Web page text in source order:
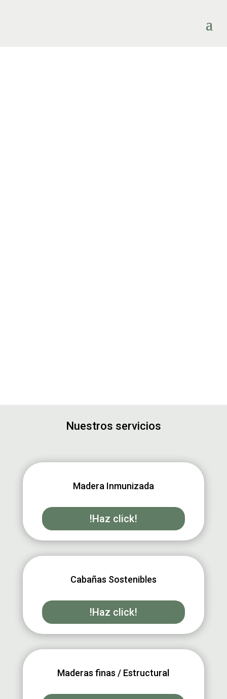
Nuestros servicios
Madera Inmunizada
!Haz click!
Cabañas Sostenibles
!Haz click!
Maderas finas / Estructural